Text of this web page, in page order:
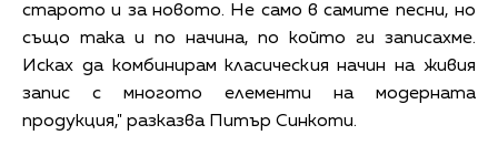
старото и за новото. Не само в самите песни, но
също така и по начина, по който ги записахме.
Исках да комбинирам класическия начин на живия
запис с многото елементи на модерната
продукция," разказва Питър Синкоти.